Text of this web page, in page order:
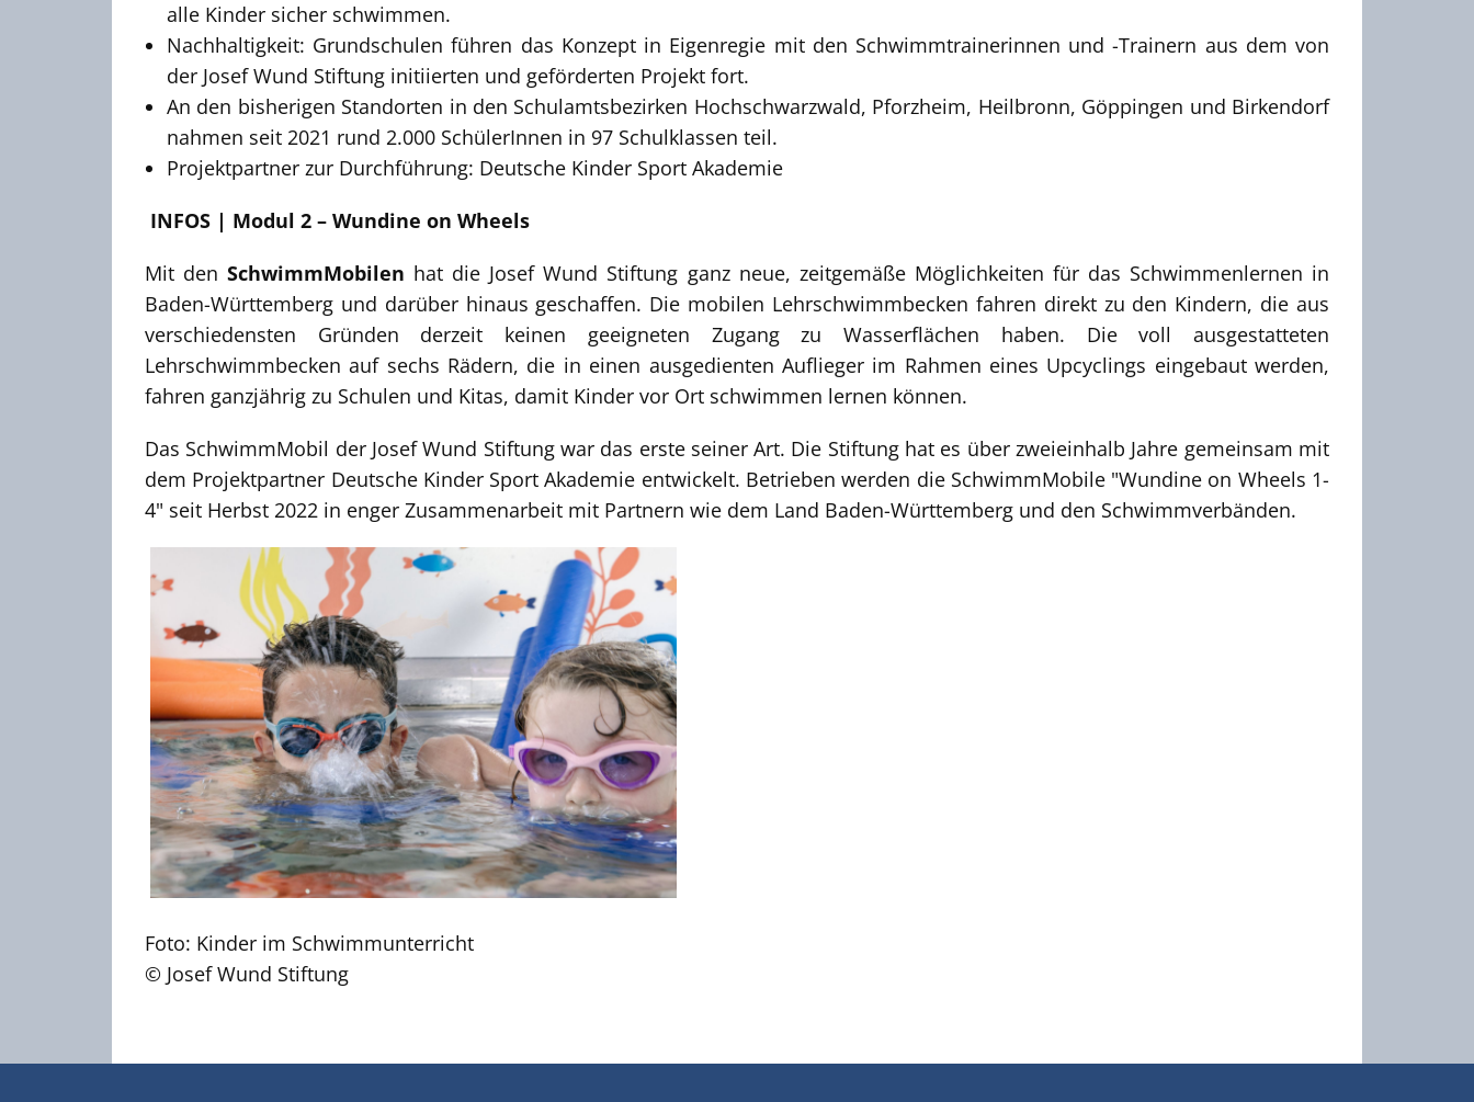
alle Kinder sicher schwimmen.
Nachhaltigkeit: Grundschulen führen das Konzept in Eigenregie mit den Schwimmtrainerinnen und -Trainern aus dem von
der Josef Wund Stiftung initiierten und geförderten Projekt fort.
An den bisherigen Standorten in den Schulamtsbezirken Hochschwarzwald, Pforzheim, Heilbronn, Göppingen und Birkendorf
nahmen seit 2021 rund 2.000 SchülerInnen in 97 Schulklassen teil.
Projektpartner zur Durchführung: Deutsche Kinder Sport Akademie
INFOS | Modul 2 – Wundine on Wheels
Mit denSchwimmMobilen hat die Josef Wund Stiftung ganz neue, zeitgemäße Möglichkeiten für das Schwimmenlernen in
Baden-Württemberg und darüber hinaus geschaffen. Die mobilen Lehrschwimmbecken fahren direkt zu den Kindern, die aus
verschiedensten Gründen derzeit keinen geeigneten Zugang zu Wasserflächen haben. Die voll ausgestatteten
Lehrschwimmbecken auf sechs Rädern, die in einen ausgedienten Auflieger im Rahmen eines Upcyclings eingebaut werden,
fahren ganzjährig zu Schulen und Kitas, damit Kinder vor Ort schwimmen lernen können.
Das SchwimmMobil der Josef Wund Stiftung war das erste seiner Art. Die Stiftung hat es über zweieinhalb Jahre gemeinsam mit
dem Projektpartner Deutsche Kinder Sport Akademie entwickelt. Betrieben werden die SchwimmMobile "Wundine on Wheels 1-
4" seit Herbst 2022 in enger Zusammenarbeit mit Partnern wie dem Land Baden-Württemberg und den Schwimmverbänden.
Foto: Kinder im Schwimmunterricht
© Josef Wund Stiftung